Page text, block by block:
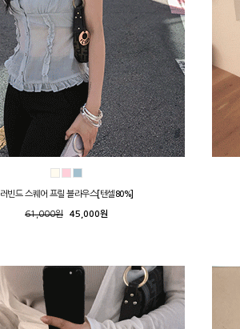
러빈드 스퀘어 프릴 블라우스[텐셀80%]
61,000원 45,000원